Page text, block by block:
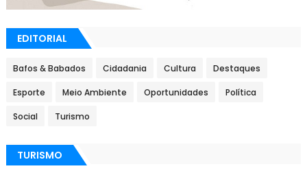
EDITORIAL
Bafos & Babados Cidadania Cultura Destaques
Esporte Meio Ambiente Oportunidades Política
Social Turismo
TURISMO